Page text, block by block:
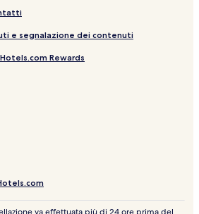
e segnalazione dei contenuti
Rewards